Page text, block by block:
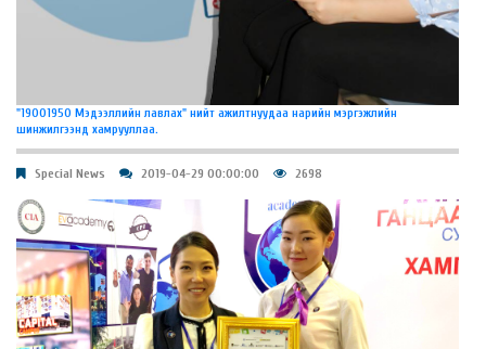
"19001950 Мэдээллийн лавлах" нийт ажилтнуудаа нарийн мэргэжлийн
шинжилгээнд хамрууллаа.
Special News 2019-04-29 00:00:00 2698